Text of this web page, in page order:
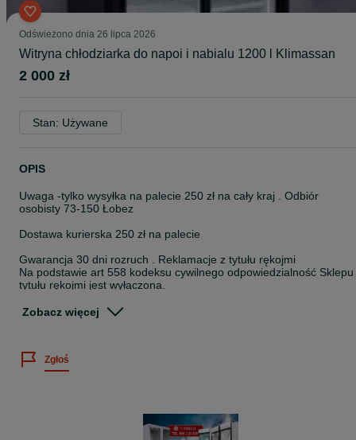
Odświeżono dnia 26 lipca 2026
Witryna chłodziarka do napoi i nabialu 1200 l Klimassan
2 000 zł
Stan: Używane
OPIS
Uwaga -tylko wysyłka na palecie 250 zł na cały kraj . Odbiór
osobisty 73-150 Łobez
Dostawa kurierska 250 zł na palecie
Gwarancja 30 dni rozruch . Reklamacje z tytułu rękojmi
Na podstawie art 558 kodeksu cywilnego odpowiedzialność Sklepu
tytułu rękojmi jest wyłączona.
Faktura VAT plus 23%
KLIMASAN
Stan produktu
Zobacz więcej
Zgłoś